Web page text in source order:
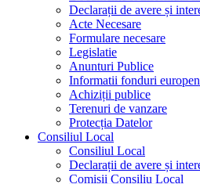
Declarații de avere și
Acte Necesare
Formulare necesare
Legislatie
Anunturi Publice
Informatii fonduri
Achiziții publice
Terenuri de vanzare
Protecția Datelor
Consiliul Local
Consiliul Local
Declarații de avere și
Comisii Consiliu Local